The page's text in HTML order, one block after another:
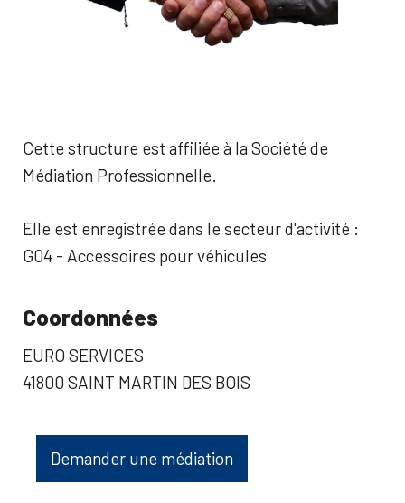
Cette structure est affiliée à la Société de
Médiation Professionnelle.
Elle est enregistrée dans le secteur d'activité :
G04 - Accessoires pour véhicules
Coordonnées
EURO SERVICES
41800 SAINT MARTIN DES BOIS
Demander une médiation